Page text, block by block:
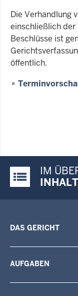
Die Verhandlung
einschließlich der
Beschlüsse ist
öffentlich.
Justiz-Portal
IM
INHALT
DAS GERICHT
AUFGABEN